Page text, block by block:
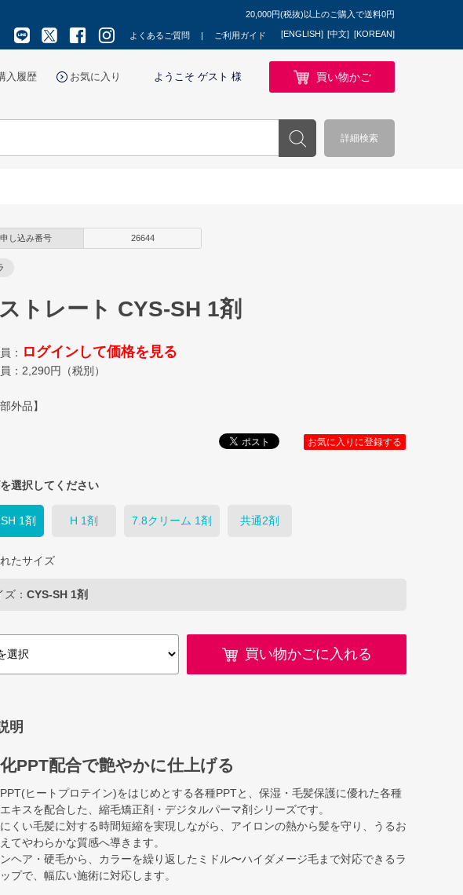
20,000円(税抜)以上のご購入で送料0円
よくあるご質問 ご利用ガイド [ENGLISH] [中文] [KOREAN]
入履歴 お気に入り ようこそ ゲスト 様 買い物かご
詳細検索
申し込み番号 26644
トレート CYS-SH 1剤
： ログインして価格を見る
： 2,290円（税別）
外品】
お気に入りに登録する
選択してください
1剤 H 1剤 7.8クリーム 1剤 共通2剤
たサイズ
ズ： CYS-SH 1剤
買い物かごに入れる
明
PPT配合で艶やかに仕上げる
ヒートプロテイン)をはじめとする各種PPTと、保湿・毛髪保護に優れた各種
キスを配合した、縮毛矯正剤・デジタルパーマ剤シリーズです。
くい毛髪に対する時間短縮を実現しながら、アイロンの熱から髪を守り、うるお
てやわらかな質感へ導きます。
ヘア・硬毛から、カラーを繰り返したミドル〜ハイダメージ毛まで対応できるラ
プで、幅広い施術に対応します。